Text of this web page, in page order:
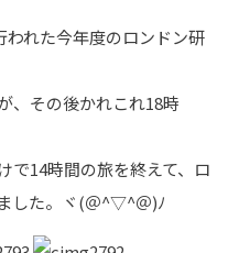
れた今年度のロンドン研
、その後かれこれ18時
で14時間の旅を終えて、ロ
した。ヾ(＠^▽^＠)ﾉ